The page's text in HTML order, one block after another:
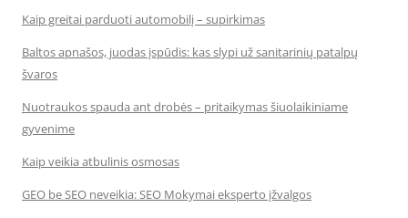
Kaip greitai parduoti automobilį – supirkimas
Baltos apnašos, juodas įspūdis: kas slypi už sanitarinių patalpų
švaros
Nuotraukos spauda ant drobės – pritaikymas šiuolaikiniame
gyvenime
Kaip veikia atbulinis osmosas
GEO be SEO neveikia: SEO Mokymai eksperto įžvalgos